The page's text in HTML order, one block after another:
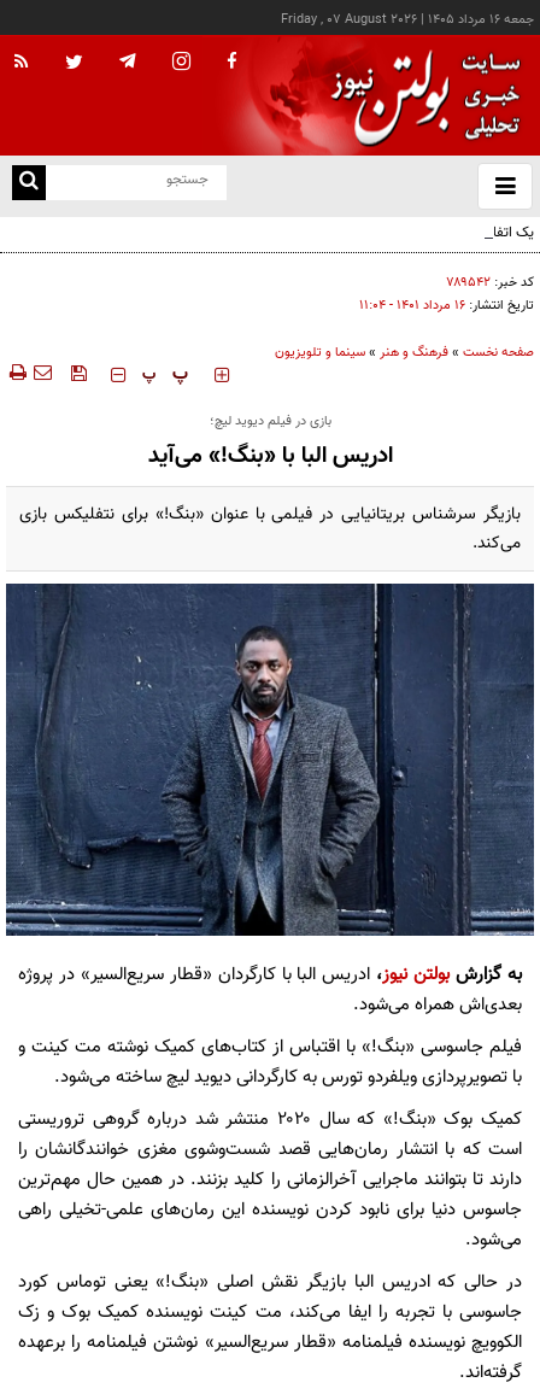
جمعه ۱۶ مرداد ۱۴۰۵ |
Friday , 07 August 2026
باز
و
یک اتفاق عجیب در «لوور»
کد خبر: ۷۸۹۵۴۲
تاریخ انتشار: ۱۶ مرداد ۱۴۰۱ - ۱۱:۰۴
صفحه نخست »فرهنگ و هنر »سینما و تلویزیون
‍‍‍ پ پ
بازی در فیلم دیوید لیچ؛
ادریس البا با «بنگ!» می‌آید
بازیگر سرشناس بریتانیایی در فیلمی با عنوان «بنگ!» برای نتفلیکس بازی
می‌کند.
به گزارشبولتن نیوز، ادریس البا با کارگردان «قطار سریع‌السیر» در پروژه
بعدی‌اش همراه می‌شود.
فیلم جاسوسی «بنگ!» با اقتباس از کتاب‌های کمیک نوشته مت کینت و
با تصویرپردازی ویلفردو تورس به کارگردانی دیوید لیچ ساخته می‌شود.
کمیک بوک «بنگ!» که سال ۲۰۲۰ منتشر شد درباره گروهی تروریستی
است که با انتشار رمان‌هایی قصد شست‌وشوی مغزی خوانندگانشان را
دارند تا بتوانند ماجرایی آخرالزمانی را کلید بزنند. در همین حال مهم‌ترین
جاسوس دنیا برای نابود کردن نویسنده این رمان‌های علمی-تخیلی راهی
می‌شود.
در حالی که ادریس البا بازیگر نقش اصلی «بنگ!» یعنی توماس کورد
جاسوسی با تجربه را ایفا می‌کند، مت کینت نویسنده کمیک بوک و زک
الکوویچ نویسنده فیلمنامه «قطار سریع‌السیر» نوشتن فیلمنامه را برعهده
گرفته‌اند.